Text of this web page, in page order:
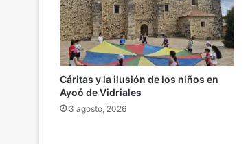
Cáritas y la ilusión de los niños en
Ayoó de Vidriales
3 agosto, 2026